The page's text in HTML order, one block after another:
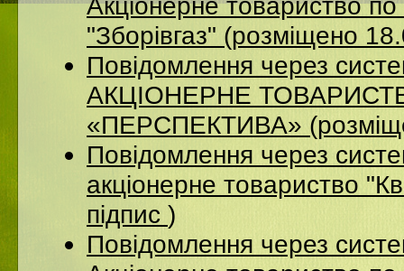
"Зборівгаз" (розміщено
Повідомлення через
АКЦІОНЕРНЕ
«ПЕРСПЕКТИВА»
Повідомлення через
акціонерне товариство
підпис )
Повідомлення через